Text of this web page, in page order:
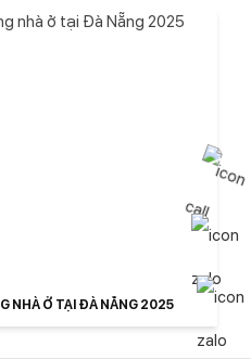
NHÀ Ở TẠI ĐÀ NẴNG 2025